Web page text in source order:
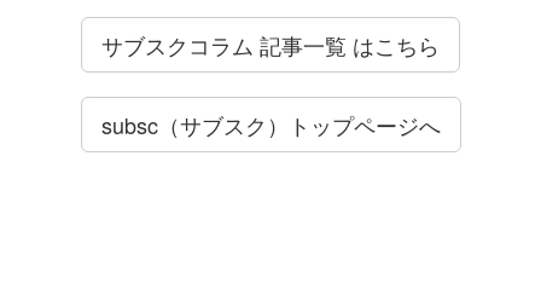
サブスクコラム 記事一覧 はこちら
subsc（サブスク）トップページへ